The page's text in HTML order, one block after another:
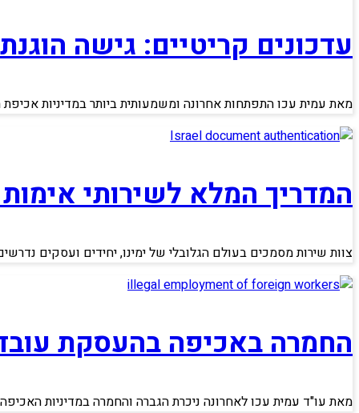
עדכונים קריטיים: גישה
מאת עמית עכו התפתחות אחרונה ומשמעותית ביותר במדיניות אכיפת
המדריך המלא לשירותי
צוות שירות מסמכים בעולם הגלובלי של ימינו, יחידים ועסקים
החמרה באכיפה בהעסקת
מאת עו"ד עמית עכו לאחרונה ניכרת הגברה והחמרה במדיניות